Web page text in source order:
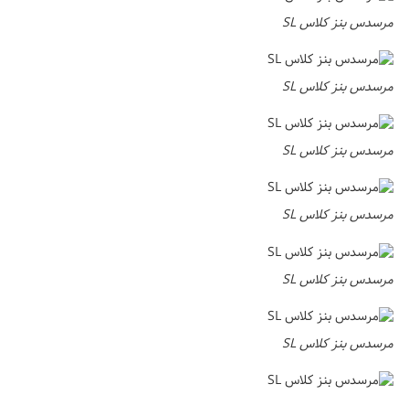
مرسدس بنز کلاس SL
مرسدس بنز کلاس SL
مرسدس بنز کلاس SL
مرسدس بنز کلاس SL
مرسدس بنز کلاس SL
مرسدس بنز کلاس SL